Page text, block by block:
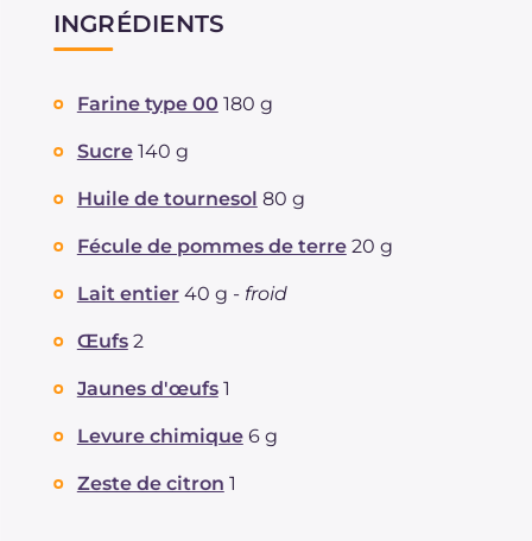
INGRÉDIENTS
Farine type 00 180 g
Sucre 140 g
Huile de tournesol 80 g
Fécule de pommes de terre 20 g
Lait entier 40 g - froid
Œufs 2
Jaunes d'œufs 1
Levure chimique 6 g
Zeste de citron 1